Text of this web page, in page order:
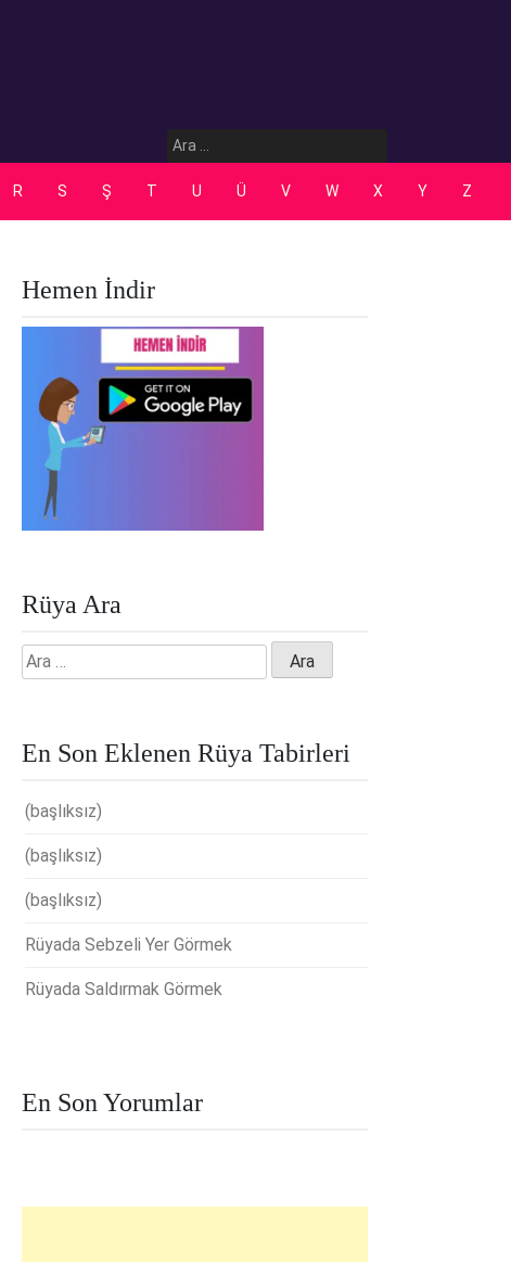
Arama:
R S Ş T U Ü V W X Y Z
Hemen İndir
Rüya Ara
Arama:
En Son Eklenen Rüya Tabirleri
(başlıksız)
(başlıksız)
(başlıksız)
Rüyada Sebzeli Yer Görmek
Rüyada Saldırmak Görmek
En Son Yorumlar